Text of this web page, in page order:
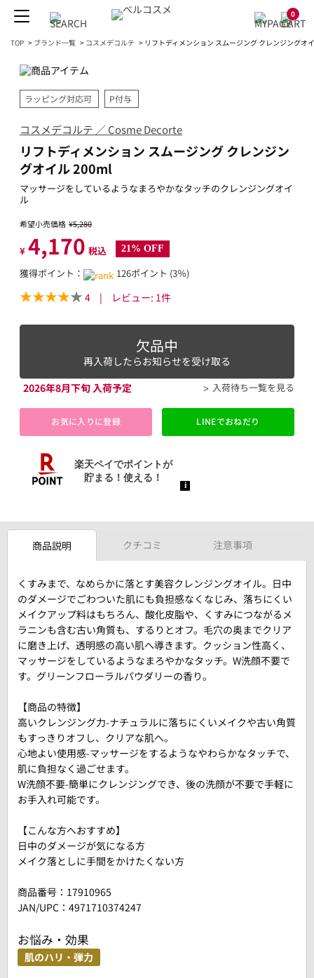
0
TOP > ブランド一覧 > コスメデコルテ > リフトディメンション スムージング クレンジングオ
ラッピング対応可 P付与
コスメデコルテ ／ Cosme Decorte
リフトディメンション スムージング クレンジン
グオイル 200ml
マッサージをしているようなまろやかなタッチのクレンジングオイ
ル
希望小売価格 ¥5,280
¥ 4,170 税込 21% OFF
獲得ポイント： 126ポイント (3％)
4 | レビュー: 1件
欠品中
再入荷したらお知らせを受け取る
2026年8月下旬 入荷予定
入荷待ち一覧を見る
お気に入りに登録 LINEでおねだり
商品説明 クチコミ 注意事項
くすみまで、なめらかに落とす美容クレンジングオイル。日中
のダメージでごわついた肌にも負担感なくなじみ、落ちにくい
メイクアップ料はもちろん、酸化皮脂や、くすみにつながるメ
ラニンも含む古い角質も、するりとオフ。毛穴の奥までクリア
に磨き上げ、透明感の高い肌へ導きます。クッション性高く、
マッサージをしているようなまろやかなタッチ。W洗顔不要で
す。グリーンフローラルパウダリーの香り。
【商品の特徴】
高いクレンジング力-ナチュラルに落ちにくいメイクや古い角質
もすっきりオフし、クリアな肌へ。
心地よい使用感-マッサージをするようなやわらかなタッチで、
肌に負担なく過ごせます。
W洗顔不要-簡単にクレンジングでき、後の洗顔が不要で手軽に
お手入れ可能です。
【こんな方へおすすめ】
日中のダメージが気になる方
メイク落としに手間をかけたくない方
商品番号： 17910965
JAN/UPC：4971710374247
お悩み・効果
肌のハリ・弾力